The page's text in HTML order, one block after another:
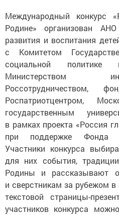
Международный конкурс
Родине» организован
развития и воспитания
с Комитетом
социальной
Министерством
Россотрудничеством,
Роспатриотцентром,
государственным
в рамках проекта «Россия
при поддержке Фонда
Участники конкурса
для них события,
Родины и рассказывают о
и сверстникам за рубежом
текстовой страницы-
участников конкурса